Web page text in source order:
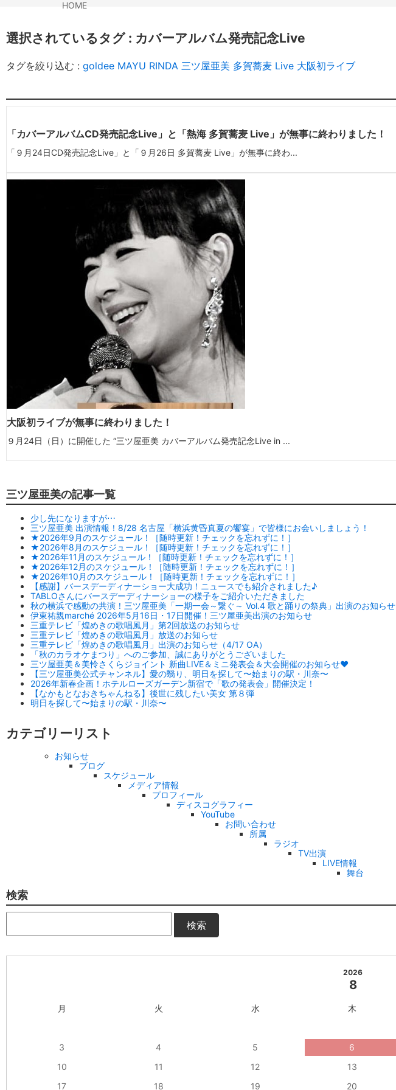
HOME
選択されているタグ : カバーアルバム発売記念Live
タグを絞り込む : goldee MAYU RINDA 三ツ屋亜美 多賀蕎麦 Live 大阪初ライブ
「カバーアルバムCD発売記念Live」と「熱海 多賀蕎麦 Live」が無事に終わりました！
「９月24日CD発売記念Live」と「９月26日 多賀蕎麦 Live」が無事に終わ...
大阪初ライブが無事に終わりました！
９月24日（日）に開催した “三ツ屋亜美 カバーアルバム発売記念Live in ...
三ツ屋亜美の記事一覧
少し先になりますが⋯
三ツ屋亜美 出演情報！8/28 名古屋「横浜黄昏真夏の饗宴」で皆様にお会いしましょう！
★2026年9月のスケジュール！［随時更新！チェックを忘れずに！］
★2026年8月のスケジュール！［随時更新！チェックを忘れずに！］
★2026年11月のスケジュール！［随時更新！チェックを忘れずに！］
★2026年12月のスケジュール！［随時更新！チェックを忘れずに！］
★2026年10月のスケジュール！［随時更新！チェックを忘れずに！］
【感謝】バースデーディナーショー大成功！ニュースでも紹介されました♪
TABLOさんにバースデーディナーショーの様子をご紹介いただきました
秋の横浜で感動の共演！三ツ屋亜美「一期一会～繋ぐ～ Vol.4 歌と踊りの祭典」出演のお知らせ
伊東祐親marché 2026年5月16日・17日開催！三ツ屋亜美出演のお知らせ
三重テレビ「煌めきの歌唱風月」第2回放送のお知らせ
三重テレビ「煌めきの歌唱風月」放送のお知らせ
三重テレビ「煌めきの歌唱風月」出演のお知らせ（4/17 OA）
「秋のカラオケまつり」へのご参加、誠にありがとうございました
三ツ屋亜美＆美怜さくらジョイント 新曲LIVE＆ミニ発表会＆大会開催のお知らせ♥
【三ツ屋亜美公式チャンネル】愛の翳り、明日を探して〜始まりの駅・川奈〜
2026年新春企画！ホテルローズガーデン新宿で「歌の発表会」開催決定！
【なかもとなおきちゃんねる】後世に残したい美女 第８弾
明日を探して〜始まりの駅・川奈〜
カテゴリーリスト
お知らせ
ブログ
スケジュール
メディア情報
プロフィール
ディスコグラフィー
YouTube
お問い合わせ
所属
ラジオ
TV出演
LIVE情報
舞台
検索
検索
2026
8
月 火 水 木
3
4 5 6
10
11 12 13
17
18 19 20